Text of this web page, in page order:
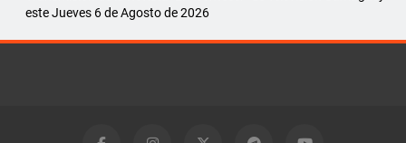
este Jueves 6 de Agosto de 2026